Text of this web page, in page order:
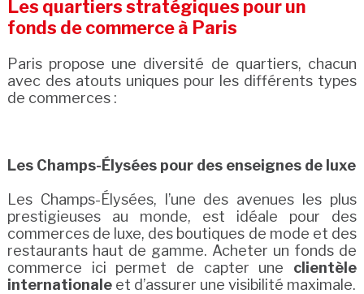
Les quartiers stratégiques pour un
fonds de commerce à Paris
Paris propose une diversité de quartiers, chacun
avec des atouts uniques pour les différents types
de commerces :
Les Champs-Élysées pour des enseignes de luxe
Les Champs-Élysées, l’une des avenues les plus
prestigieuses au monde, est idéale pour des
commerces de luxe, des boutiques de mode et des
restaurants haut de gamme. Acheter un fonds de
commerce ici permet de capter une clientèle
internationaleet d’assurer une visibilité maximale.